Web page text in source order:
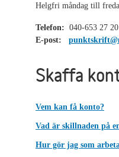
Helgfri måndag till
Telefon: 040-653 27 20
E-post:
Skaffa
Vem kan få konto?
Vad är skillnaden på
Hur gör jag som